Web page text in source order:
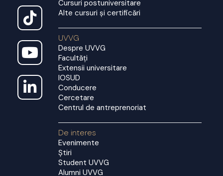
Cursuri postuniversitare
Alte cursuri și certificări
UVVG
Despre UVVG
Facultăți
Extensii universitare
IOSUD
Conducere
Cercetare
Centrul de antreprenoriat
De interes
Evenimente
Știri
Student UVVG
Alumni UVVG